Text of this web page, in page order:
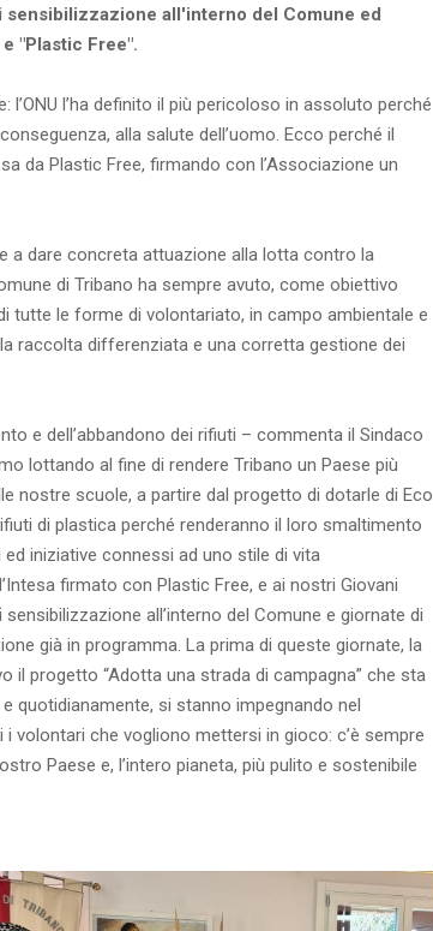
all'interno del Comune ed
"Plastic Free".
l’ha definito il più pericoloso in assoluto perché
alla salute dell’uomo. Ecco perché il
da Plastic Free, firmando con l’Associazione un
a dare concreta attuazione alla lotta contro la
di Tribano ha sempre avuto, come obiettivo
tutte le forme di volontariato, in campo ambientale e
raccolta differenziata e una corretta gestione dei
e dell’abbandono dei rifiuti – commenta il Sindaco
lottando al fine di rendere Tribano un Paese più
nostre scuole, a partire dal progetto di dotarle di Eco
di plastica perché renderanno il loro smaltimento
iniziative connessi ad uno stile di vita
firmato con Plastic Free, e ai nostri Giovani
all’interno del Comune e giornate di
già in programma. La prima di queste giornate, la
il progetto “Adotta una strada di campagna” che sta
quotidianamente, si stanno impegnando nel
volontari che vogliono mettersi in gioco: c’è sempre
Paese e, l’intero pianeta, più pulito e sostenibile